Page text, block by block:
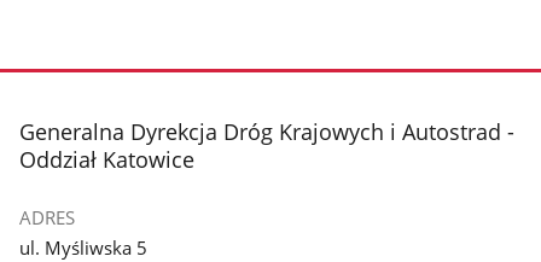
stopka
Generalna Dyrekcja Dróg Krajowych i Autostrad -
Oddział Katowice
ADRES
ul. Myśliwska 5